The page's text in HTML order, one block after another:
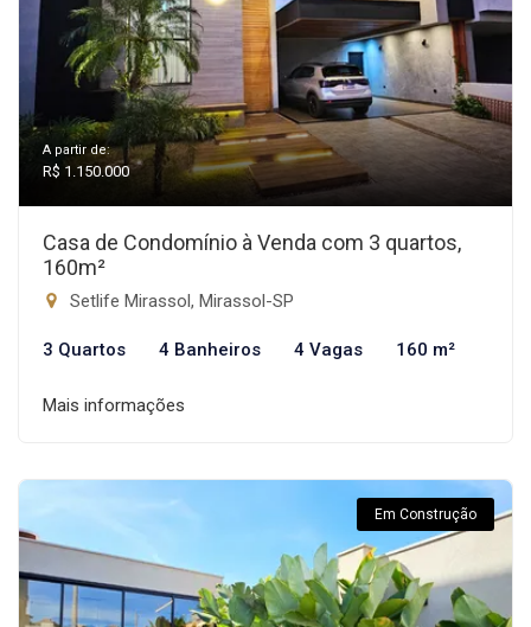
A partir de:
R$ 1.150.000
Casa de Condomínio à Venda com 3 quartos,
160m²
Setlife Mirassol, Mirassol-SP
3 Quartos 4 Banheiros 4 Vagas 160 m²
Mais informações
Em Construção